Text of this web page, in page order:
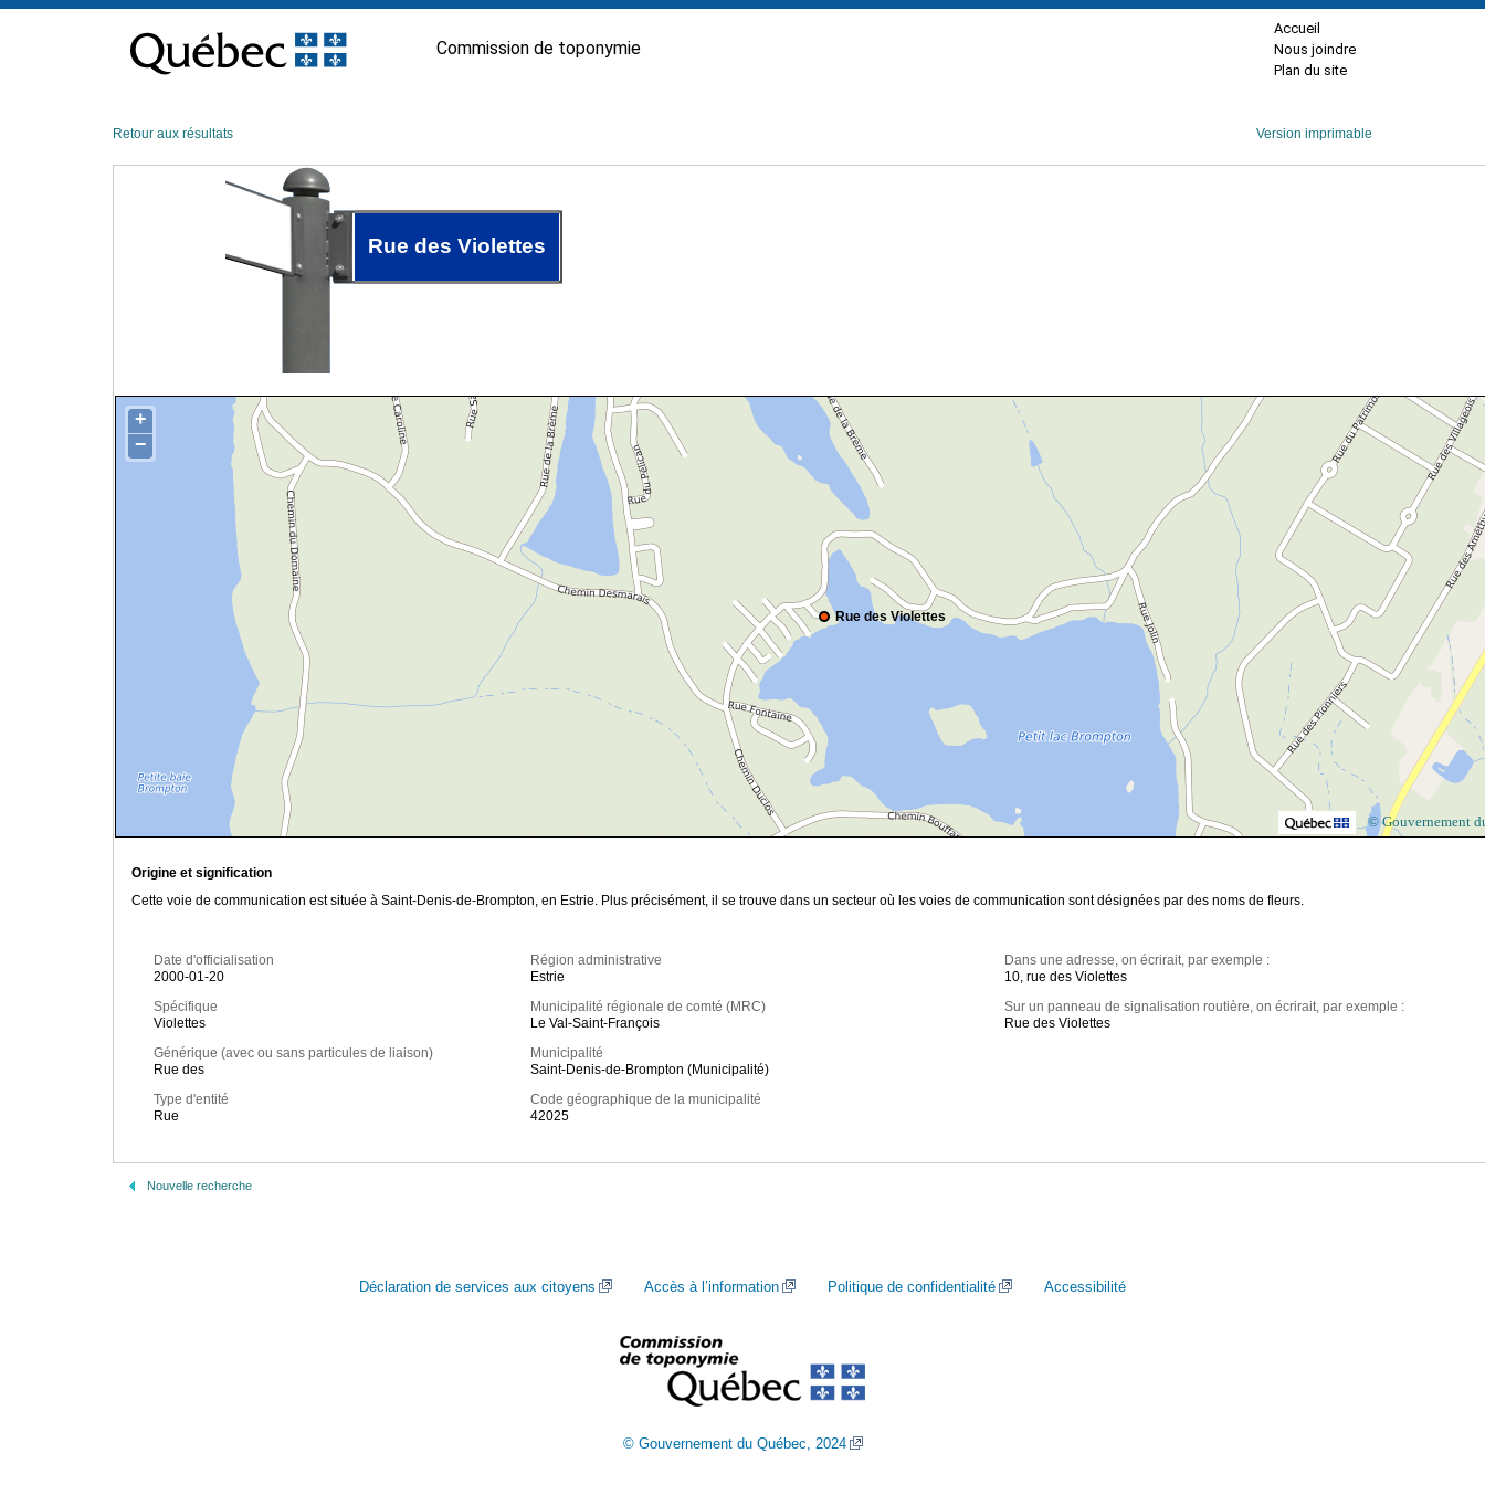
contenu
Commission de toponymie
Accueil
Nous joindre
Plan du site
Retour aux résultats Version imprimable
Rue des Violettes
Rue des Violettes
+
−
© Gouvernement
Origine et signification
Cette voie de communication est située à Saint-Denis-de-Brompton, en Estrie. Plus précisément, il se trouve dans un secteur où les voies de communication sont désignées par des noms de fleurs.
Date d'officialisation
2000-01-20
Spécifique
Violettes
Générique (avec ou sans particules de liaison)
Rue des
Type d'entité
Rue
Région administrative
Estrie
Municipalité régionale de comté (MRC)
Le Val-Saint-François
Municipalité
Saint-Denis-de-Brompton (Municipalité)
Code géographique de la municipalité
42025
Dans une adresse, on écrirait, par exemple :
10, rue des Violettes
Sur un panneau de signalisation routière, on écrirait, par exemple :
Rue des Violettes
Nouvelle recherche
Déclaration de services aux citoyens Accès à l’information Politique de confidentialité Accessibilité
© Gouvernement du Québec, 2024